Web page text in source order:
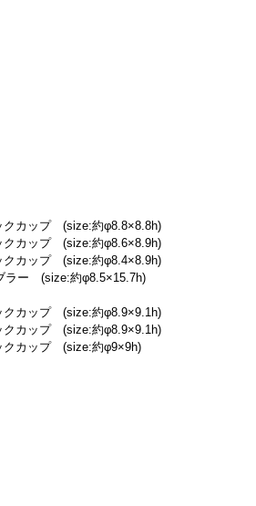
カップ　(size:約φ8.8×8.8h)
カップ　(size:約φ8.6×8.9h)
カップ　(size:約φ8.4×8.9h)
ー　(size:約φ8.5×15.7h)
カップ　(size:約φ8.9×9.1h)
カップ　(size:約φ8.9×9.1h)
カップ　(size:約φ9×9h)